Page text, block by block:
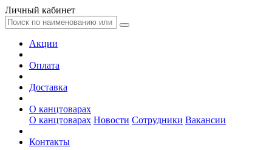
Личный кабинет
Акции
Оплата
Доставка
О канцтоварах
О канцтоварах Новости Сотрудники Вакансии
Контакты